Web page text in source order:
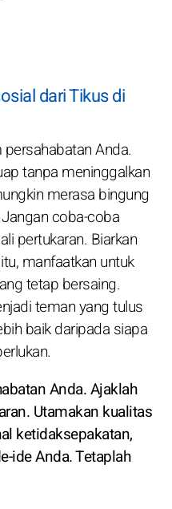
dari Tikus di
Anda.
tanpa meninggalkan
merasa bingung
coba-coba
pertukaran. Biarkan
manfaatkan untuk
tetap bersaing.
teman yang tulus
baik daripada siapa
Anda. Ajaklah
Utamakan kualitas
ketidaksepakatan,
ide Anda. Tetaplah